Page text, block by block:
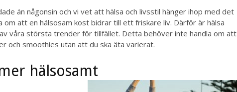
än någonsin och vi vet att hälsa och livsstil hänger ihop med det
om att en hälsosam kost bidrar till ett friskare liv. Därför är hälsa
våra största trender för tillfället. Detta behöver inte handla om att
och smoothies utan att du ska äta varierat.
hälsosamt